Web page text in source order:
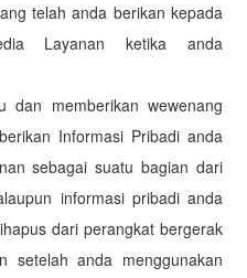
telah anda berikan kepada
Layanan ketika anda
dan memberikan wewenang
Informasi Pribadi anda
sebagai suatu bagian dari
informasi pribadi anda
dari perangkat bergerak
setelah anda menggunakan